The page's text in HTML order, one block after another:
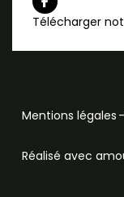
Télécharger
Mentions légales
Réalisé avec